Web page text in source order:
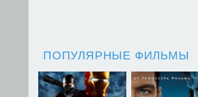
ПОПУЛЯРНЫЕ ФИЛЬМЫ